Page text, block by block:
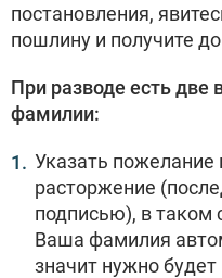
постановления,
пошлину и получите
При разводе есть
фамилии:
Указать пожелание
расторжение
подписью), в таком
Ваша фамилия
значит нужно